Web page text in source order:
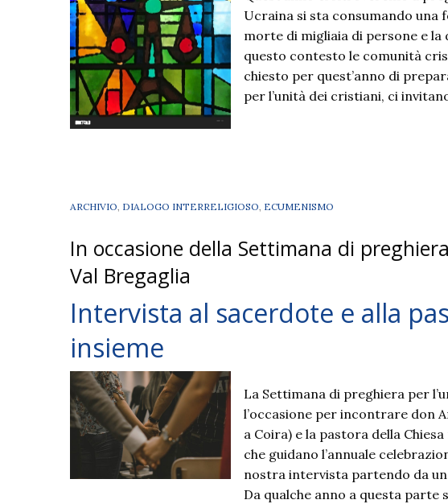
Ucraina si sta consumando una
morte di migliaia di persone e
questo contesto le comunità
chiesto per quest’anno di
per l’unità dei cristiani, ci
ARCHIVIO, DIALOGO INTERRELIGIOSO, ECUMENISMO
In occasione della Settimana di
Val Bregaglia
Intervista al sacerdote e alla
insieme
La Settimana di preghiera per
l’occasione per incontrare don
a Coira) e la pastora della
che guidano l’annuale
nostra intervista partendo da
Da qualche anno a questa